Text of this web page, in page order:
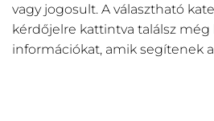
vagy jogosult. A választható
kérdőjelre kattintva találsz még
információkat, amik segítenek